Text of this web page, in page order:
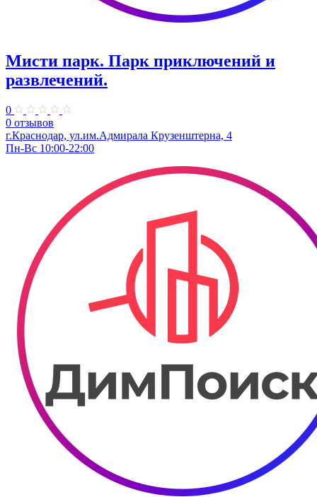
Мисти парк. ​Парк приключений и
развлечений.
0
0 отзывов
г.Краснодар, ул.им.Адмирала Крузенштерна, 4
Пн-Вс 10:00-22:00